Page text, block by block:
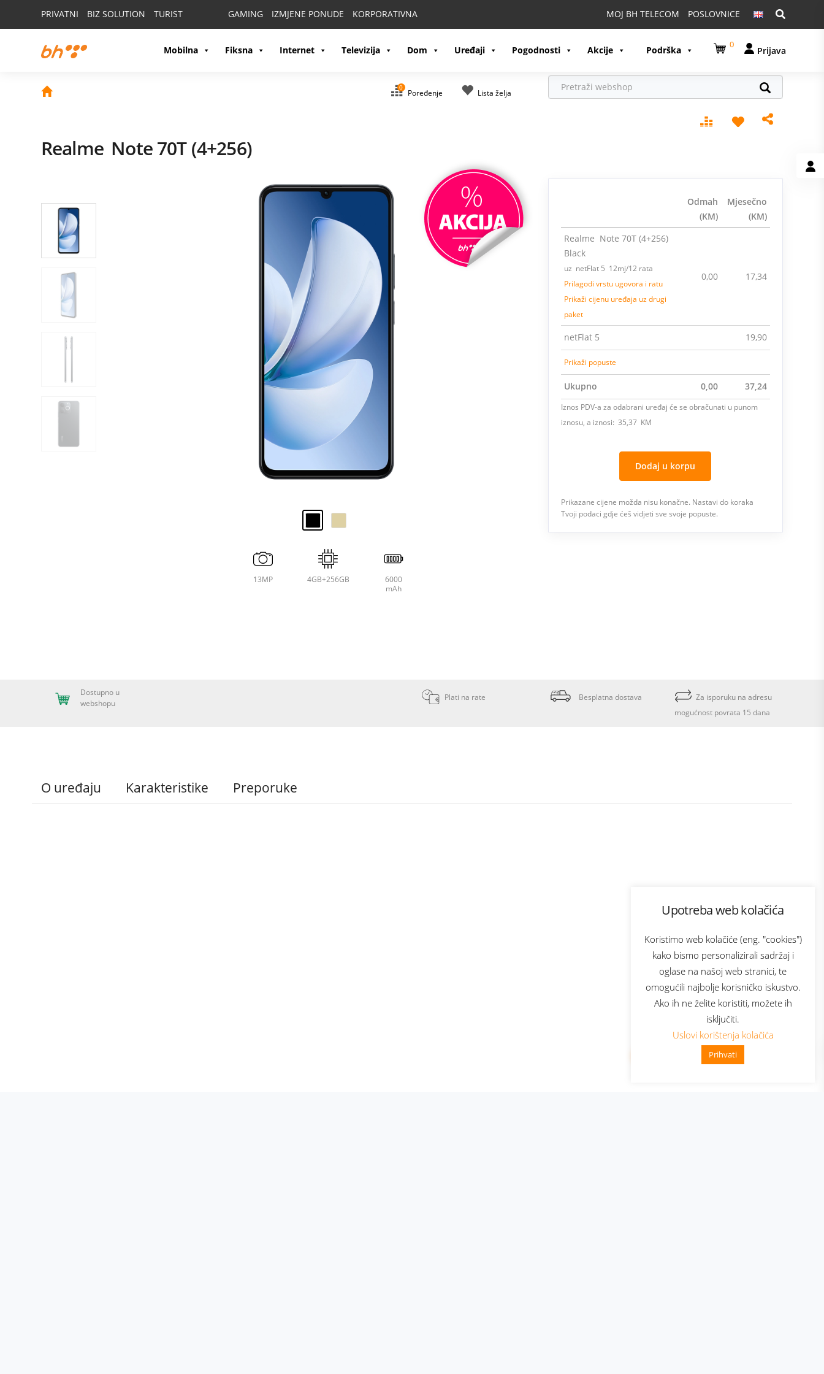
Upotreba web kolačića
Koristimo web kolačiće (eng. "cookies")
kako bismo personalizirali sadržaj i
oglase na našoj web stranici, te
omogućili najbolje korisničko iskustvo.
Ako ih ne želite koristiti, možete ih
isključiti.
Uslovi korištenja kolačića
Prihvati
PRIVATNI BIZ SOLUTION TURIST GAMING IZMJENE PONUDE KORPORATIVNA Pretraga:
MOJ BH TELECOM POSLOVNICE
Mobilna Fiksna Internet Televizija Dom Uređaji Pogodnosti Akcije Podrška 0
Prijava
0
Poređenje Lista želja
👋 Zdravo, kako mogu pomoći?
Realme Note 70T (4+256)
13MP 4GB+256GB
6000
mAh
Odmah
(KM)
Mjesečno
(KM)
Realme Note 70T (4+256)
Black
uz netFlat 5 12mj/12 rata
Prilagodi vrstu ugovora i ratu
Prikaži cijenu uređaja uz drugi
paket
0,00 17,34
netFlat 5 19,90
Prikaži popuste
Ukupno 0,00 37,24
Iznos PDV-a za odabrani uređaj će se obračunati u punom
iznosu, a iznosi: 35,37 KM
Dodaj u korpu
Prikazane cijene možda nisu konačne. Nastavi do koraka
Tvoji podaci gdje ćeš vidjeti sve svoje popuste.
Dostupno u
webshopu
Plati na rate Besplatna dostava
Za isporuku na adresu
mogućnost povrata 15 dana
O uređaju Karakteristike Preporuke
Bonus plus
Prijava za newsletter